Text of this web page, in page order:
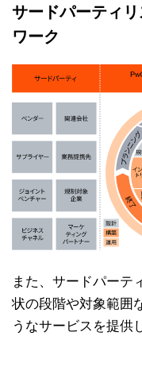
サードパーティ
ワーク
また、サードパーテ
状の段階や対象範囲
うなサービスを提供